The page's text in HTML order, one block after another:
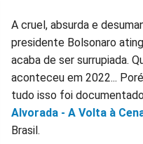
A cruel, absurda e
presidente Bolsonaro
acaba de ser surrupiada.
aconteceu em 2022...
tudo isso foi
Alvorada - A Volta à
Brasil.